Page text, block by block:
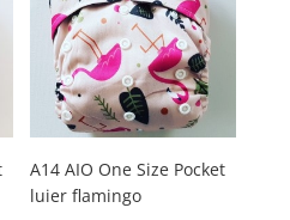
A14 AIO One Size Pocket
luier flamingo